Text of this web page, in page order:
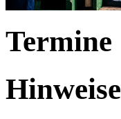
Termine
Hinweise